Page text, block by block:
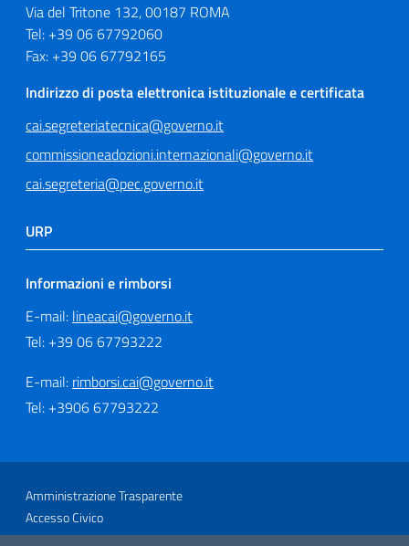
Via del Tritone 132, 00187 ROMA
Tel: +39 06 67792060
Fax: +39 06 67792165
Indirizzo di posta elettronica istituzionale e certificata
cai.segreteriatecnica@governo.it
commissioneadozioni.internazionali@governo.it
cai.segreteria@pec.governo.it
URP
Informazioni e rimborsi
E-mail: lineacai@governo.it
Tel: +39 06 67793222
E-mail: rimborsi.cai@governo.it
Tel: +3906 67793222
Sezione Link Utili
Amministrazione Trasparente
Accesso Civico
Glossario